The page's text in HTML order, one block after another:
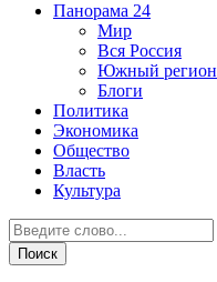
Панорама 24
Мир
Вся Россия
Южный регион
Блоги
Политика
Экономика
Общество
Власть
Культура